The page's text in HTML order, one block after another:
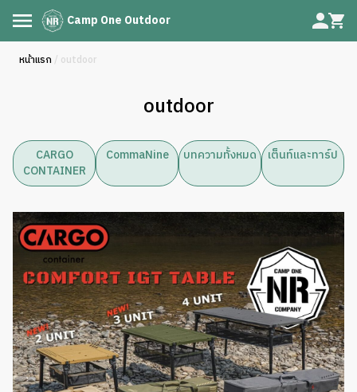
Camp One Outdoor
หน้าแรก / outdoor
outdoor
CARGO
CONTAINER
CommaNine บทความทั้งหมด เต็นท์และทาร์ป